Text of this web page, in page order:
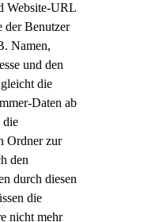
Website-URL
der Benutzer
Namen,
und den
die
Daten ab
die
Ordner zur
den
durch diesen
die
nicht mehr